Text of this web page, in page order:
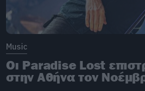
Music
Οι Paradise Lost
στην Αθήνα τον